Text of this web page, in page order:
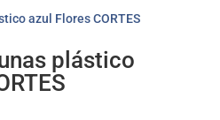
plástico